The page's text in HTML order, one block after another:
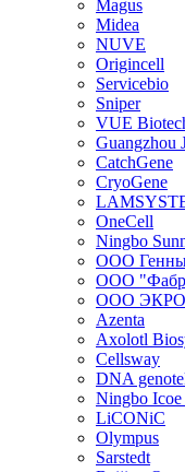
Magus
Midea
NUVE
Origincell
Servicebio
Sniper
VUE
Guangzhou
CatchGene
CryoGene
OneCell
Ningbo
ООО
ООО
ООО
Azenta
Axolotl
Cellsway
DNA
Ningbo
LiCONiC
Olympus
Sarstedt